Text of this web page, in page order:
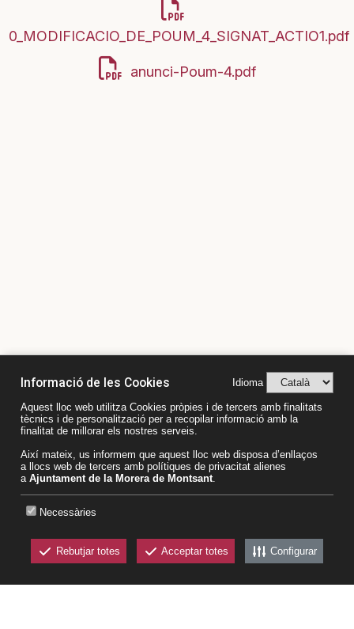
0_MODIFICACIO_DE_POUM_4_SIGNAT_ACTIO1.pdf
anunci-Poum-4.pdf
Plaça del Priorat, 6 43361 La Morera de Montsant
(Tarragona)
977.827.112
aj.morera@altanet.org
www.lamorerademontsant.org
Amb el suport del Patronat de Turisme de la
Informació de les Cookies Idioma
Aquest lloc web utilitza Cookies pròpies i de tercers amb finalitats
tècnics i de personalització per a recopilar informació amb la
finalitat de millorar els nostres serveis.
Així mateix, us informem que aquest lloc web disposa d’enllaços
a llocs web de tercers amb polítiques de privacitat alienes
a Ajuntament de la Morera de Montsant.
Necessàries
Rebutjar totes Acceptar totes Configurar